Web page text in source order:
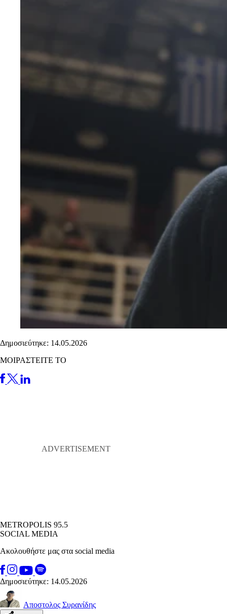
Δημοσιεύτηκε: 14.05.2026
ΜΟΙΡΑΣΤΕΙΤΕ ΤΟ
METROPOLIS 95.5
SOCIAL MEDIA
Ακολουθήστε μας στα social media
Δημοσιεύτηκε: 14.05.2026
Αποστολος Συρανίδης